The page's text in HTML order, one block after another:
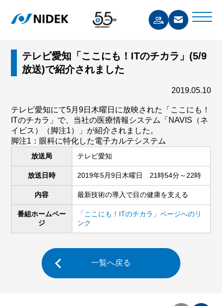
テレビ愛知「ここにも！ITのチカラ」(5/9
放送)で紹介されました
2019.05.10
テレビ愛知にて5月9日木曜日に放映された「ここにも！
ITのチカラ」で、当社の医療情報システム「NAVIS（ネ
イビス）（脚注1）」が紹介されました。
脚注1：眼科に特化した電子カルテシステム
放送局 テレビ愛知
放送日時 2019年5月9日木曜日 21時54分～22時
内容 最新技術の導入で目の健康を支える
番組ホームペー
ジ
「ここにも！ITのチカラ」ページへのリ
ンク
一覧へ戻る